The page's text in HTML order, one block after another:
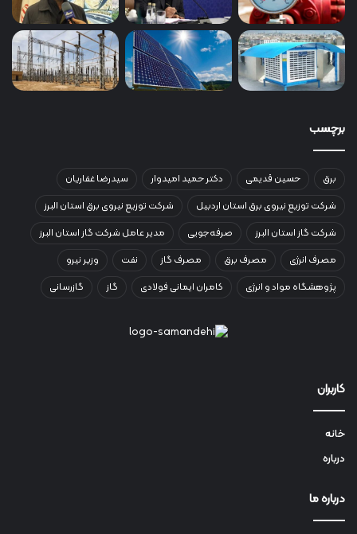
برچسب
برق حسین قدیمی دکتر حمید امیدوار
سیدرضا غفاریان
شرکت توزیع نیروی برق استان اردبیل
شرکت توزیع نیروی برق استان البرز
شرکت گاز استان البرز
صرفه‌جویی
مدیر عامل شرکت گاز استان البرز
مصرف انرژی
مصرف برق مصرف گاز نفت
وزیر نیرو
پژوهشگاه مواد و انرژی
کامران ایمانی فولادی گاز گازرسانی
کاربران
خانه
درباره
درباره ما